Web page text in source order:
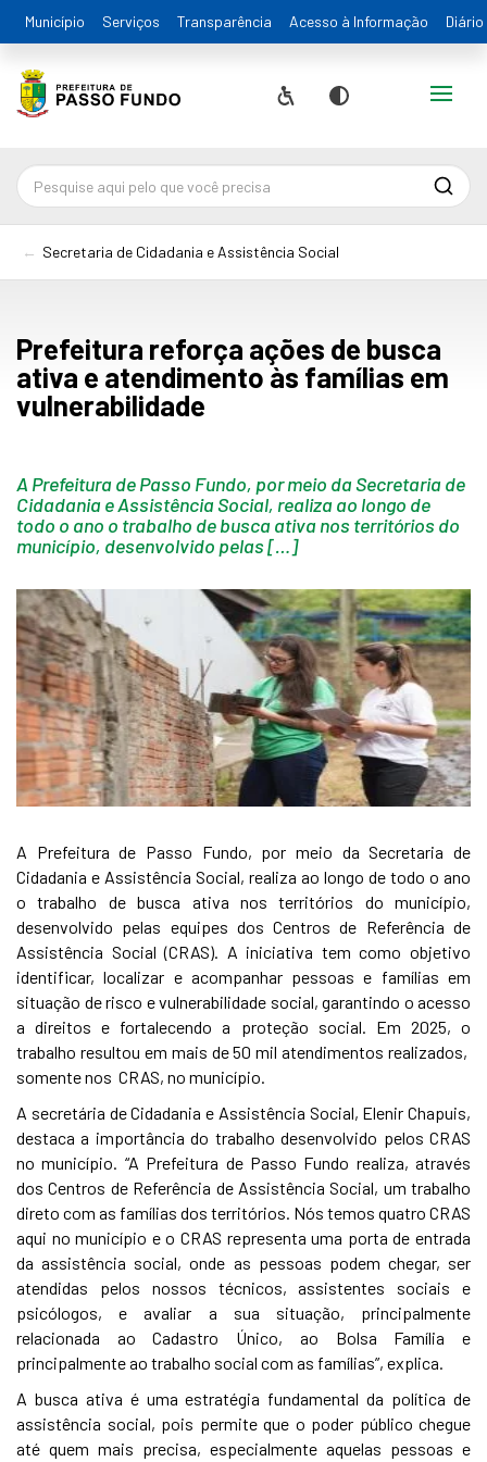
Município Serviços Transparência Acesso à Informação
Acessibilidade
Contraste
Alternar
Secretaria de Cidadania e Assistência Social
Prefeitura reforça ações de busca
ativa e atendimento às famílias em
vulnerabilidade
A Prefeitura de Passo Fundo, por meio da Secretaria de
Cidadania e Assistência Social, realiza ao longo de
todo o ano o trabalho de busca ativa nos territórios do
município, desenvolvido pelas […]
A Prefeitura de Passo Fundo, por meio da Secretaria de
Cidadania e Assistência Social, realiza ao longo de todo o ano
o trabalho de busca ativa nos territórios do município,
desenvolvido pelas equipes dos Centros de Referência de
Assistência Social (CRAS). A iniciativa tem como objetivo
identificar, localizar e acompanhar pessoas e famílias em
situação de risco e vulnerabilidade social, garantindo o acesso
a direitos e fortalecendo a proteção social. Em 2025, o
trabalho resultou em mais de 50 mil atendimentos realizados,
somente nos CRAS, no município.
A secretária de Cidadania e Assistência Social, Elenir Chapuis,
destaca a importância do trabalho desenvolvido pelos CRAS
no município. “A Prefeitura de Passo Fundo realiza, através
dos Centros de Referência de Assistência Social, um trabalho
direto com as famílias dos territórios. Nós temos quatro CRAS
aqui no município e o CRAS representa uma porta de entrada
da assistência social, onde as pessoas podem chegar, ser
atendidas pelos nossos técnicos, assistentes sociais e
psicólogos, e avaliar a sua situação, principalmente
relacionada ao Cadastro Único, ao Bolsa Família e
principalmente ao trabalho social com as famílias”, explica.
A busca ativa é uma estratégia fundamental da política de
assistência social, pois permite que o poder público chegue
até quem mais precisa, especialmente aquelas pessoas e